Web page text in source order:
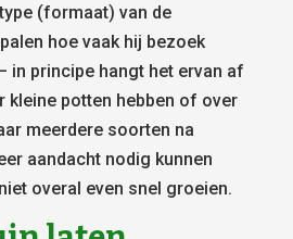
(formaat) van de
hoe vaak hij bezoek
in principe hangt het ervan af
kleine potten hebben of over
meerdere soorten na
aandacht nodig kunnen
overal even snel groeien.